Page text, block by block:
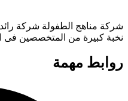
شركة مناهج الطفولة شركة
نخبة كبيرة من المتخصصين فى
روابط مهمة